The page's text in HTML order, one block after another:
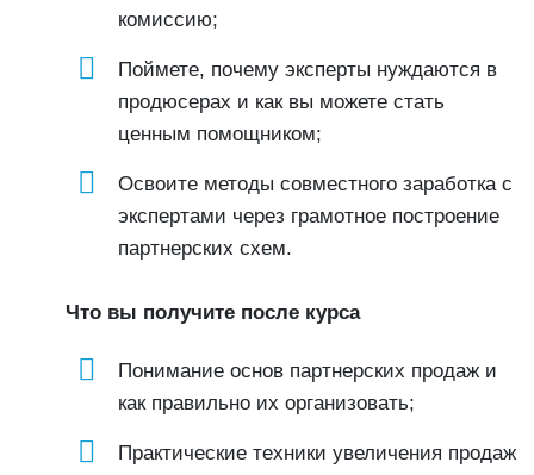
комиссию;
Поймете, почему эксперты нуждаются в
продюсерах и как вы можете стать
ценным помощником;
Освоите методы совместного заработка с
экспертами через грамотное построение
партнерских схем.
Что вы получите после курса
Понимание основ партнерских продаж и
как правильно их организовать;
Практические техники увеличения продаж